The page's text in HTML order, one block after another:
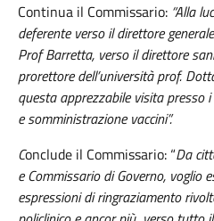
Continua il Commissario: “Alla
deferente verso il direttore
Prof Barretta, verso il direttore
prorettore dell’università prof.
questa apprezzabile visita presso
e somministrazione vaccini”.
Conclude il Commissario: “Da
e Commissario di Governo, voglio
espressioni di ringraziamento